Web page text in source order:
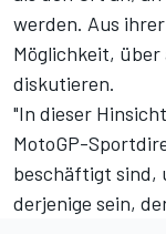
werden. Aus
Möglichkeit, über
diskutieren.
"In dieser
MotoGP-
beschäftigt sind,
derjenige sein,